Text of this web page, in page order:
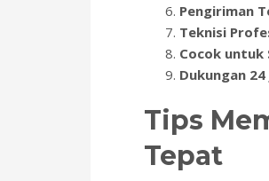
Pengiriman
Teknisi
Cocok untuk
Dukungan 24
Tips
Tepat